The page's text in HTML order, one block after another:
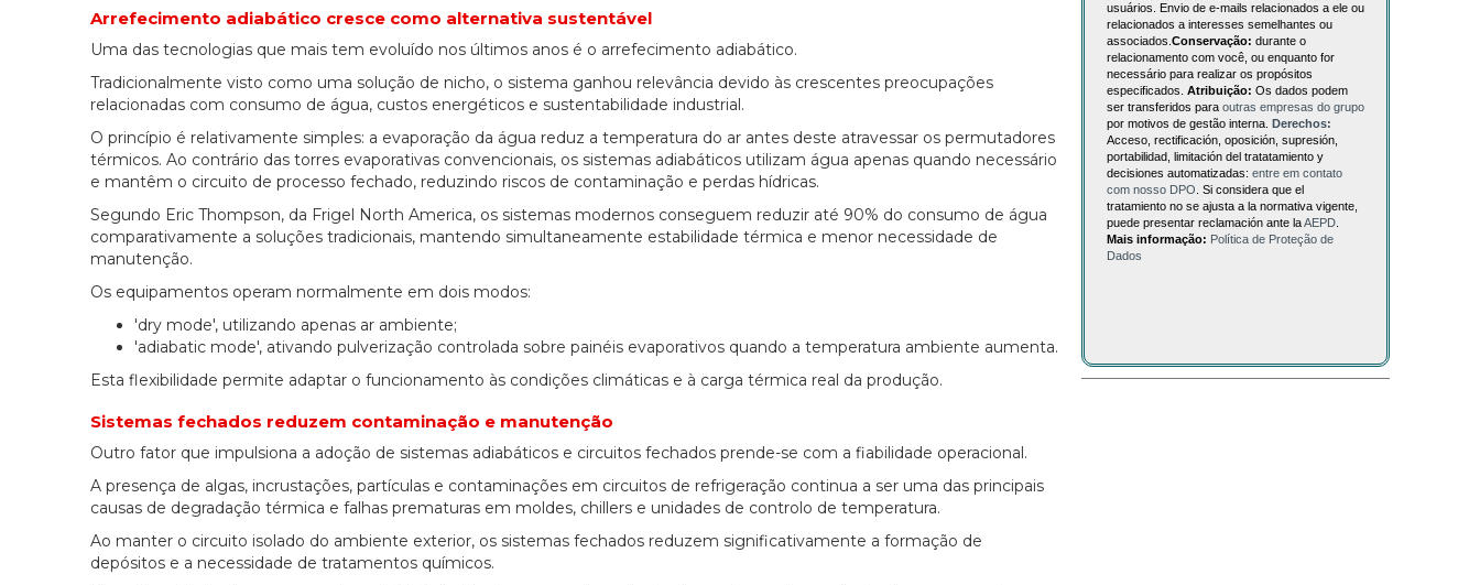
Arrefecimento adiabático cresce como alternativa sustentável
Uma das tecnologias que mais tem evoluído nos últimos anos é o arrefecimento adiabático.
Tradicionalmente visto como uma solução de nicho, o sistema ganhou relevância devido às crescentes preocupações
relacionadas com consumo de água, custos energéticos e sustentabilidade industrial.
O princípio é relativamente simples: a evaporação da água reduz a temperatura do ar antes deste atravessar os permutadores
térmicos. Ao contrário das torres evaporativas convencionais, os sistemas adiabáticos utilizam água apenas quando necessário
e mantêm o circuito de processo fechado, reduzindo riscos de contaminação e perdas hídricas.
Segundo Eric Thompson, da Frigel North America, os sistemas modernos conseguem reduzir até 90% do consumo de água
comparativamente a soluções tradicionais, mantendo simultaneamente estabilidade térmica e menor necessidade de
manutenção.
Os equipamentos operam normalmente em dois modos:
'dry mode', utilizando apenas ar ambiente;
'adiabatic mode', ativando pulverização controlada sobre painéis evaporativos quando a temperatura ambiente aumenta.
Esta flexibilidade permite adaptar o funcionamento às condições climáticas e à carga térmica real da produção.
Sistemas fechados reduzem contaminação e manutenção
Outro fator que impulsiona a adoção de sistemas adiabáticos e circuitos fechados prende-se com a fiabilidade operacional.
A presença de algas, incrustações, partículas e contaminações em circuitos de refrigeração continua a ser uma das principais
causas de degradação térmica e falhas prematuras em moldes, chillers e unidades de controlo de temperatura.
Ao manter o circuito isolado do ambiente exterior, os sistemas fechados reduzem significativamente a formação de
depósitos e a necessidade de tratamentos químicos.
usuários. Envio de e-mails relacionados a ele ou
relacionados a interesses semelhantes ou
associados. Conservação: durante o
relacionamento com você, ou enquanto for
necessário para realizar os propósitos
especificados. Atribuição: Os dados podem
ser transferidos para outras empresas do grupo
por motivos de gestão interna. Derechos:
Acceso, rectificación, oposición, supresión,
portabilidad, limitación del tratatamiento y
decisiones automatizadas: entre em contato
com nosso DPO . Si considera que el
tratamiento no se ajusta a la normativa vigente,
puede presentar reclamación ante laAEPD
Mais informação: Política de Proteção de
Dados